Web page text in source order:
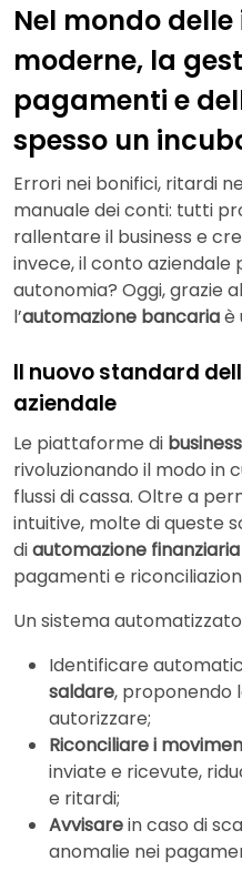
Nel mondo
moderne, la
pagamenti e
spesso un
Errori nei bonifici, ritardi
manuale dei conti: tutti
rallentare il business e
invece, il conto
autonomia? Oggi, grazie
l’automazione bancariaè
Il nuovo standard
aziendale
Le piattaforme di
rivoluzionando il modo in
flussi di cassa. Oltre a
intuitive, molte di queste
diautomazione
pagamenti e
Un sistema
Identificare
saldare, proponendo
autorizzare;
Riconciliare i
inviate e ricevute,
e ritardi;
Avvisarein caso di
anomalie nei